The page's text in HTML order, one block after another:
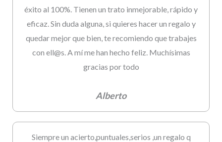
éxito al 100%. Tienen un trato inmejorable, rápido y
eficaz. Sin duda alguna, si quieres hacer un regalo y
quedar mejor que bien, te recomiendo que trabajes
con ell@s. A mí me han hecho feliz. Muchísimas
gracias por todo
Alberto
Siempre un acierto,puntuales,serios ,un regalo q